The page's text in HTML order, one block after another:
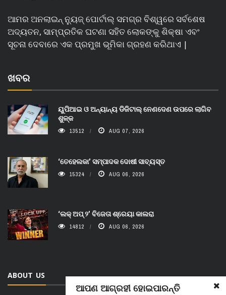
ଆପଣ ଆଗ୍ରହୀ ହୋଇପାରନ୍ତି
ଆମର ଅନଲାଇନ୍ ନ୍ୟୁଜ୍ ପୋର୍ଟାଲ୍ ସମଗ୍ର ବିଶ୍ୱରେ ସର୍ବଶେଷ
ଅଦ୍ୟତନ, ସାମ୍ପ୍ରତିକ ଘଟଣା ସହିତ ଲୋକଙ୍କୁ ଶିକ୍ଷା ଏବଂ
ସୂଚନା ଦେବାରେ ଏକ ପ୍ରମୁଖ ଭୂମିକା ଗ୍ରହଣ କରିଥାଏ |
ଖବର
ୟୁପିଆଇ ଓ ଅନ୍ୟାନ୍ୟ ଡିଜିଟାଲ୍ ନେଣଦେଣ ଉପରେ ଲାଗିବ
ଶୁଳ୍କ
13512 AUG 07, 2026
‘ତେହେଲକା’ ସମ୍ପାଦକ ଦୋଷୀ ସାବ୍ୟସ୍ତ
15324 AUG 06, 2026
‘ଲକ୍ ଅପ୍ ୨’ ବିଜେତା ଶ୍ରେୟା କାଲରା
14812 AUG 06, 2026
ABOUT US